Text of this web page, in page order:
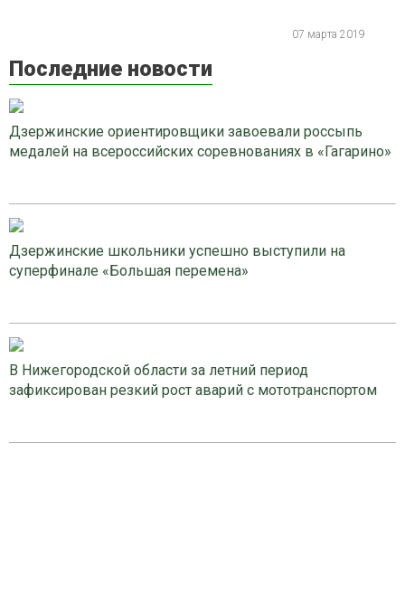
07 марта 2019
Последние новости
Дзержинские ориентировщики завоевали россыпь
медалей на всероссийских соревнованиях в «Гагарино»
Дзержинские школьники успешно выступили на
суперфинале «Большая перемена»
В Нижегородской области за летний период
зафиксирован резкий рост аварий с мототранспортом